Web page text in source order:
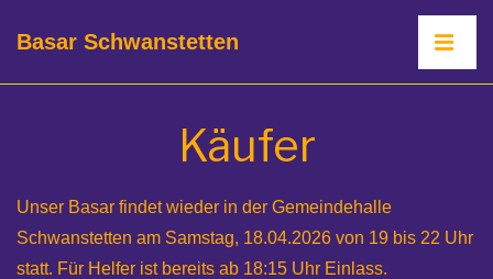
ZumBasar Schwanstetten
Käufer
Unser Basar findet wieder in der Gemeindehalle
Schwanstetten am Samstag, 18.04.2026 von 19 bis 22 Uhr
statt. Für Helfer ist bereits ab 18:15 Uhr Einlass.